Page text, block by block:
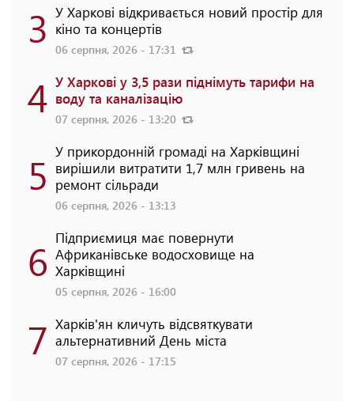
3 У Харкові відкривається новий простір для
кіно та концертів
06 серпня, 2026 - 17:31
4 У Харкові у 3,5 рази піднімуть тарифи на
воду та каналізацію
07 серпня, 2026 - 13:20
5 У прикордонній громаді на Харківщині
вирішили витратити 1,7 млн гривень на
ремонт сільради
06 серпня, 2026 - 13:13
6 Підприємиця має повернути
Африканівське водосховище на
Харківщині
05 серпня, 2026 - 16:00
7 Харків'ян кличуть відсвяткувати
альтернативний День міста
07 серпня, 2026 - 17:15